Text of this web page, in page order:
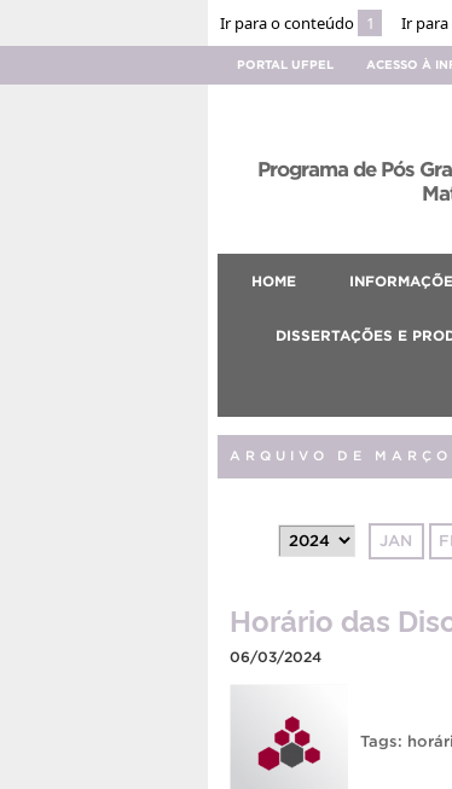
Ir para o conteúdo 1 Ir
PORTAL UFPEL ACESSO À
Programa de Pós
HOME
DISSERTAÇÕES E
ARQUIVO DE
JAN
Horário das
06/03/2024
Tags: